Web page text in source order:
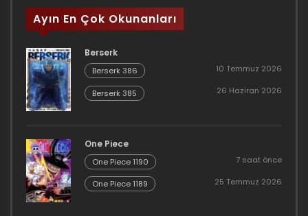
Ayın En Çok Okunanları
Berserk
Berserk 386 10 Temmuz 2026
Berserk 385 26 Haziran 2026
One Piece
One Piece 1190 7 saat önce
One Piece 1189 25 Temmuz 2026